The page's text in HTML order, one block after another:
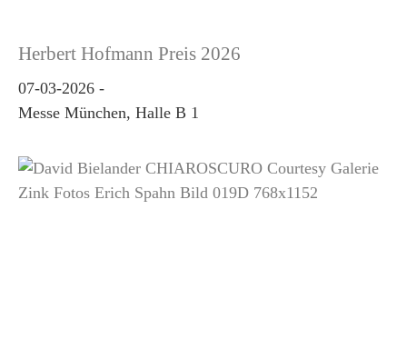
Herbert Hofmann Preis 2026
07-03-2026-
Messe München, Halle B 1